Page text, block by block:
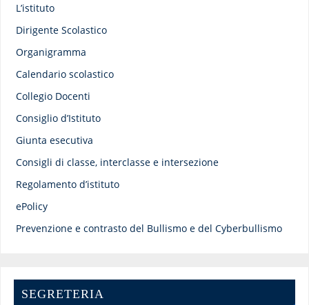
L’istituto
Dirigente Scolastico
Organigramma
Calendario scolastico
Collegio Docenti
Consiglio d’Istituto
Giunta esecutiva
Consigli di classe, interclasse e intersezione
Regolamento d’istituto
ePolicy
Prevenzione e contrasto del Bullismo e del Cyberbullismo
SEGRETERIA